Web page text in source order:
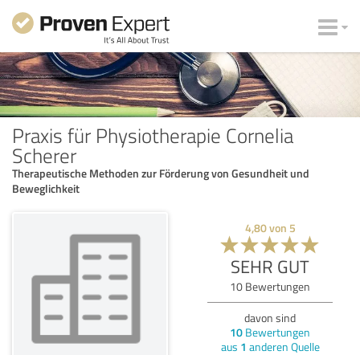
Praxis für Physiotherapie Cornelia
Scherer
Therapeutische Methoden zur Förderung von Gesundheit und
Beweglichkeit
4,80von 5
SEHR GUT
10 Bewertungen
davon sind
10 Bewertungen
aus 1 anderen Quelle